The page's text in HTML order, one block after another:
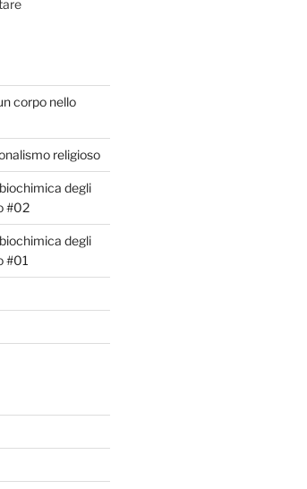
corpo nello
religioso
degli
#02
degli
#01